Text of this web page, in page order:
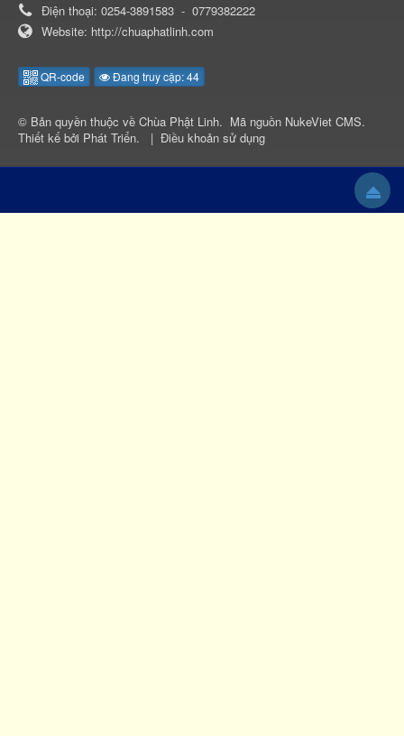
Điện thoại: 0254-3891583 - 0779382222
Website: http://chuaphatlinh.com
QR-code Đang truy cập: 44
© Bản quyền thuộc về Chùa Phật Linh. Mã nguồn NukeViet CMS.
Thiết kế bởi Phát Triển. | Điều khoản sử dụng